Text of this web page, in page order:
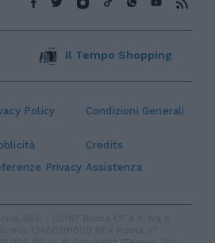
Policy Condizioni Generali
Credits
Privacy Assistenza
Il Tempo Shopping